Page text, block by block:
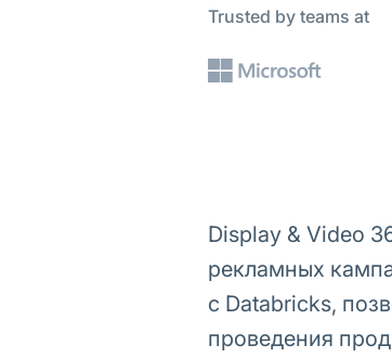
Trusted by teams at
Display & Video
рекламных
с Databricks,
проведения